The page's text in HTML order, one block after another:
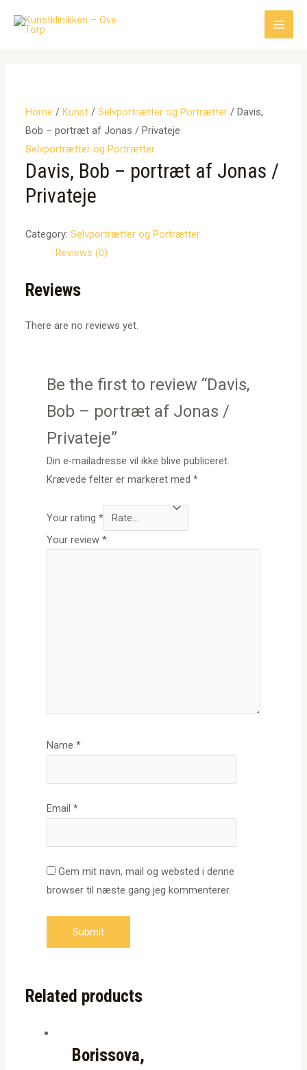
Main
Home /Kunst /Selvportrætter og Portrætter / Davis,
Bob – portræt af Jonas / Privateje
Selvportrætter og Portrætter
Davis, Bob – portræt af Jonas /
Privateje
Category:Selvportrætter og Portrætter
Reviews (0)
Reviews
There are no reviews yet.
Be the first to review “Davis,
Bob – portræt af Jonas /
Privateje”
Din e-mailadresse vil ikke blive publiceret.
Krævede felter er markeret med*
Your rating*
Your review*
Name*
Email*
Gem mit navn, mail og websted i denne
browser til næste gang jeg kommenterer.
Related products
Borissova,